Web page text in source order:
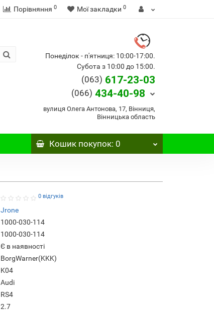
Порівняння 0 Мої закладки 0
Понеділок - п'ятниця: 10:00-17:00.
Субота з 10:00 до 15:00.
(063) 617-23-03
(066) 434-40-98
вулиця Олега Антонова, 17, Вінниця,
Вінницька область
Кошикпокупок: 0
0 відгуків
Jrone
1000-030-114
1000-030-114
Є в наявності
BorgWarner(KKK)
K04
Audi
RS4
2.7